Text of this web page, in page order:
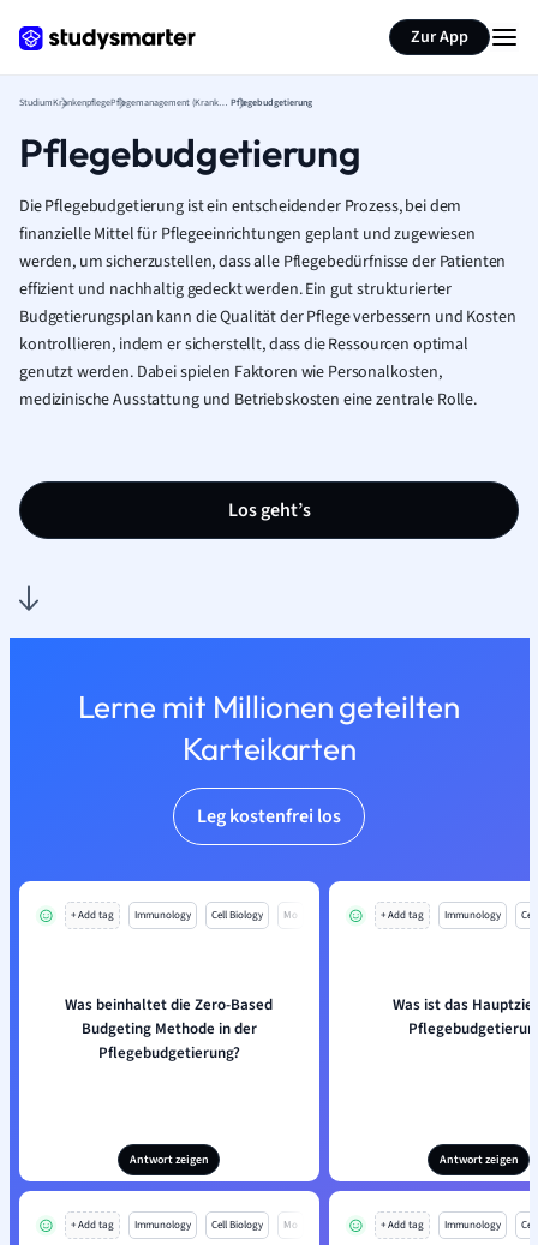
Zur App
StudiumKrankenpflege Pflegemanagement (Krankenpflege) Pflegebudgetierung
Pflegebudgetierung
Die Pflegebudgetierung ist ein entscheidender Prozess, bei dem
finanzielle Mittel für Pflegeeinrichtungen geplant und zugewiesen
werden, um sicherzustellen, dass alle Pflegebedürfnisse der Patienten
effizient und nachhaltig gedeckt werden. Ein gut strukturierter
Budgetierungsplan kann die Qualität der Pflege verbessern und Kosten
kontrollieren, indem er sicherstellt, dass die Ressourcen optimal
genutzt werden. Dabei spielen Faktoren wie Personalkosten,
medizinische Ausstattung und Betriebskosten eine zentrale Rolle.
Los geht’s
Lerne mit Millionen geteilten
Karteikarten
Leg kostenfrei los
+ Add tag Immunology Cell Biology Mo
Was beinhaltet die Zero-Based
Budgeting Methode in der
Pflegebudgetierung?
Antwort zeigen
+ Add tag Immunology
Was ist das
Antwort zeigen
+ Add tag Immunology Cell Biology Mo + Add tag Immunology